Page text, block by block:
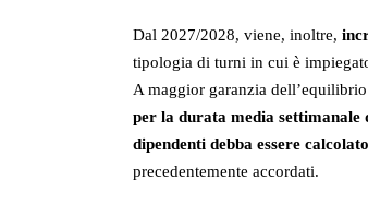
Dal 2027/2028, viene, inoltre,
tipologia di turni in cui è
A maggior garanzia
per la durata media
dipendenti debba essere
precedentemente accordati.